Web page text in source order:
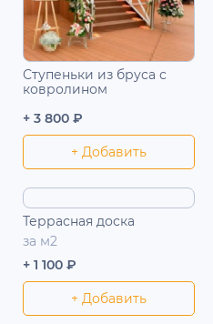
Ступеньки из бруса с
ковролином
+ 3 800 ₽
+ Добавить
Террасная доска
за м2
+ 1 100 ₽
+ Добавить